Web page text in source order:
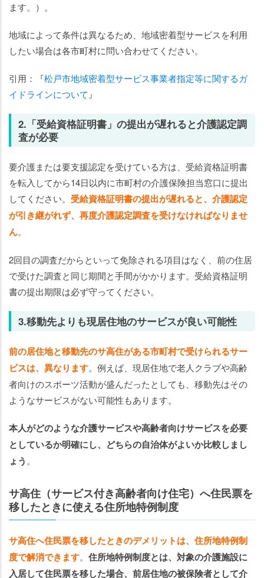
ます。）。
地域によって条件は異なるため、地域密着型サービスを利用
したい場合は各市町村に問い合わせてください。
引用：『松戸市地域密着型サービス事業者指定等に関するガ
イドラインについて 』
2.「受給資格証明書」の提出が遅れると介護認定調
査が必要
要介護または要支援認定を受けている方は、受給資格証明書
を転入してから14日以内に市町村の介護保険担当窓口に提出
してください。 受給資格証明書の提出が遅れると、介護認定
が引き継がれず、再度介護認定調査を受けなければなりませ
ん。
2回目の調査だからといって免除される項目はなく、前の住居
で受けた調査と同じ期間と手間がかかります。受給資格証明
書の提出期限は必ず守ってください。
3.移動先よりも現居住地のサービスが良い可能性
前の居住地と移動先のサ高住がある市町村で受けられるサー
ビスは、異なります。例えば、現居住地で老人クラブや高齢
者向けのスポーツ活動が盛んだったとしても、移動先はその
ようなサービスがない可能性もあります。
本人がどのような介護サービスや高齢者向けサービスを必要
としているか明確にし、どちらの自治体がよいか比較しまし
ょう 。
サ高住（サービス付き高齢者向け住宅）へ住民票を
移したときに使える住所地特例制度
サ高住へ住民票を移したときのデメリットは、住所地特例制
度で解消できます。 住所地特例制度とは、対象の介護施設に
入居して住民票を移した場合、前居住地の被保険者として介